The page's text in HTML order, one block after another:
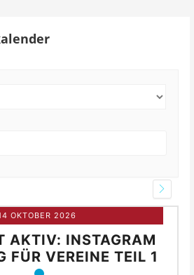
OKTOBER 2026
AKTIV: INSTAGRAM
FÜR VEREINE TEIL 1